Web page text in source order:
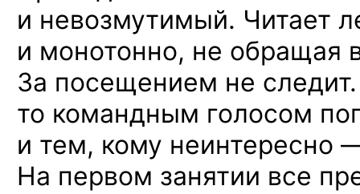
и невозмутимый. Читает
и монотонно, не обращая
За посещением не
то командным голосом
и тем, кому неинтересно
На первом занятии все